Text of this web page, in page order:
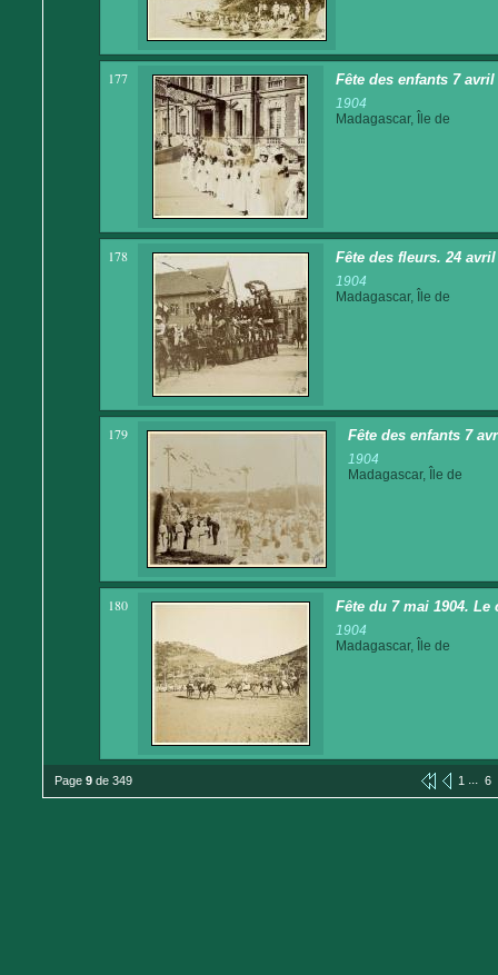
177 Fête des enfants 7
1904
Madagascar, Île de
178 Fête des fleurs. 24
1904
Madagascar, Île de
179 Fête des enfants 7
1904
Madagascar, Île de
180 Fête du 7 mai 1904. Le
1904
Madagascar, Île de
Page 9 de 349 1 ... 6